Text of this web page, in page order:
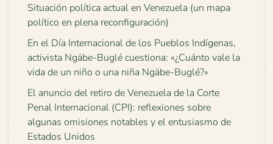
Situación política actual en Venezuela (un mapa
político en plena reconfiguración)
En el Día Internacional de los Pueblos Indígenas,
activista Ngäbe-Buglé cuestiona: «¿Cuánto vale la
vida de un niño o una niña Ngäbe-Buglé?»
El anuncio del retiro de Venezuela de la Corte
Penal Internacional (CPI): reflexiones sobre
algunas omisiones notables y el entusiasmo de
Estados Unidos